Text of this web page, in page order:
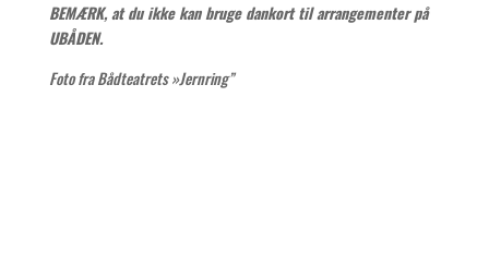
BEMÆRK, at du ikke kan bruge dankort til arrangementer på
UBÅDEN.
Foto fra Bådteatrets »Jernring”